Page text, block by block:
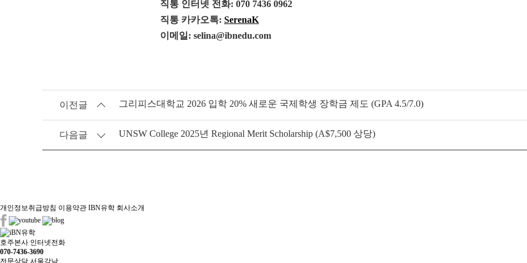
직통 인터넷 전화: 070 7436 0962
직통 카카오톡: SerenaK
이메일: selina@ibnedu.com
이전글 그리피스대학교 2026 입학 20% 새로운 국제학생 장학금 제도 (GPA 4.5/7.0)
다음글 UNSW College 2025년 Regional Merit Scholarship (A$7,500 상당)
개인정보취급방침 이용약관 IBN유학 회사소개
호주본사 인터넷전화
070-7436-3690
전문상담 서울강남